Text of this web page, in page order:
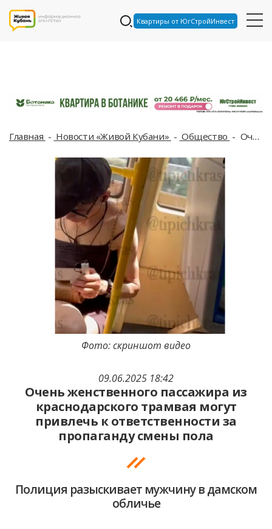
Квартиры от ЮгСтройИнвест
Главная Новости «Живой Кубани» Общество Очень женственного пассажира из краснодарского трамвая могут привлечь к ответственности за пропаганду смены пола
09.06.2025 18:42
Очень женственного пассажира из
краснодарского трамвая могут
привлечь к ответственности за
пропаганду смены пола
Полиция разыскивает мужчину в дамском
обличье
Фото: скриншот видео